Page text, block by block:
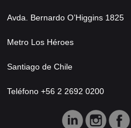
Avda. Bernardo O’Higgins 1825
Metro Los Héroes
Santiago de Chile
Teléfono +56 2 2692 0200